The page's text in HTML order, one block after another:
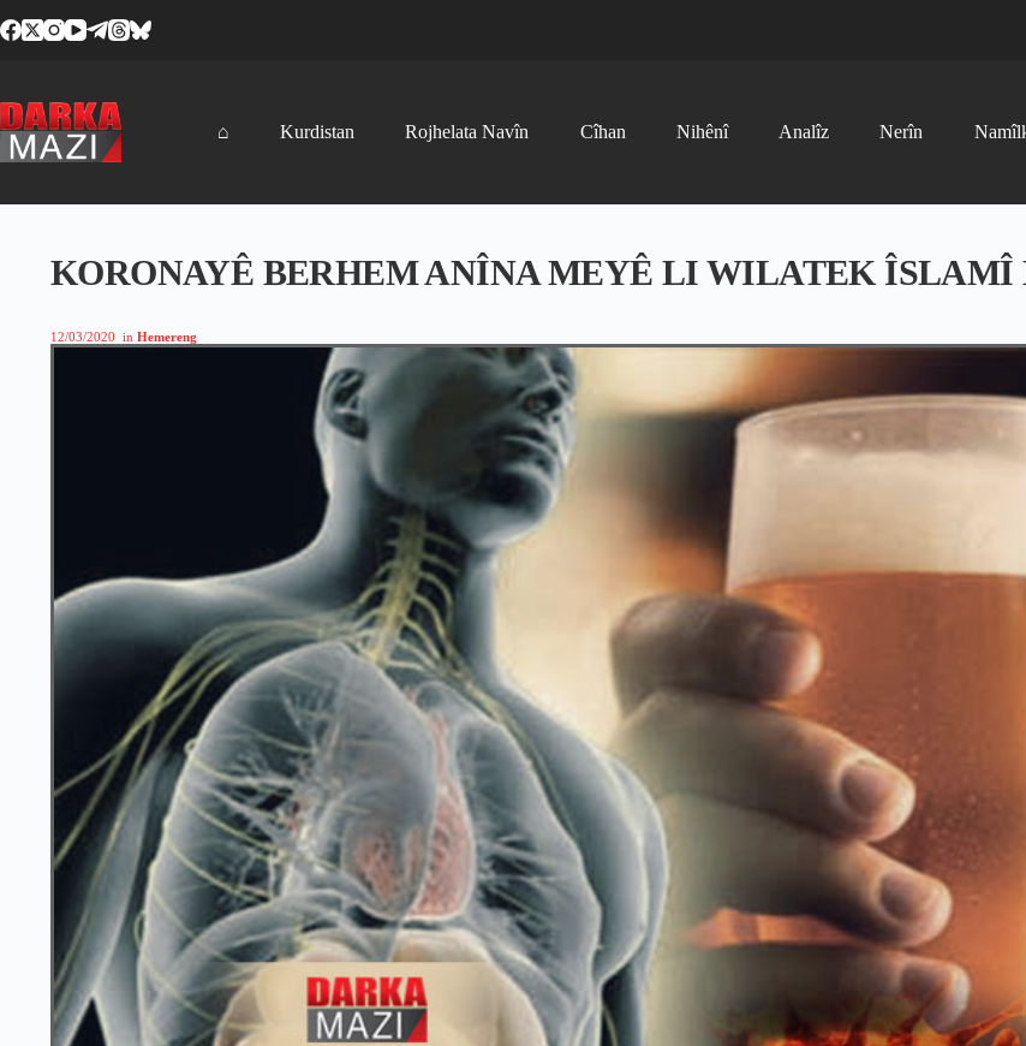
to
⌂ Kurdistan Rojhelata Navîn Cîhan Nihênî Analîz Nerîn
KORONAYÊ BERHEM ANÎNA MEYÊ LI WILATEK
12/03/2020 in Hemereng